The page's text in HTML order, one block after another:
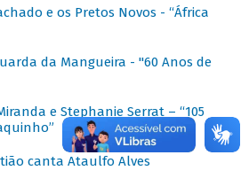
e os Pretos Novos - “África
da Mangueira - "60 Anos de
e Stephanie Serrat – “105
canta Ataulfo Alves